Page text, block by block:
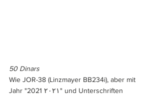
50 Dinars
Wie JOR-38 (Linzmayer BB234i), aber mit
Jahr "2021 ٢٠٢١" und Unterschriften